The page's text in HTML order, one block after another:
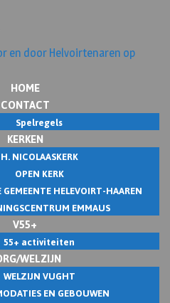
HOME
CONTACT
Spelregels
KERKEN
H. NICOLAASKERK
OPEN KERK
HELEVOIRT-HAAREN
EMMAUS
V55+
55+ activiteiten
WELZIJN
WELZIJN VUGHT
EN GEBOUWEN